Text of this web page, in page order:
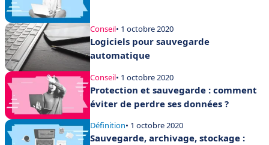
Conseil• 1 octobre 2020
Logiciels pour sauvegarde
automatique
Conseil• 1 octobre 2020
Protection et sauvegarde : comment
éviter de perdre ses données ?
Définition• 1 octobre 2020
Sauvegarde, archivage, stockage :